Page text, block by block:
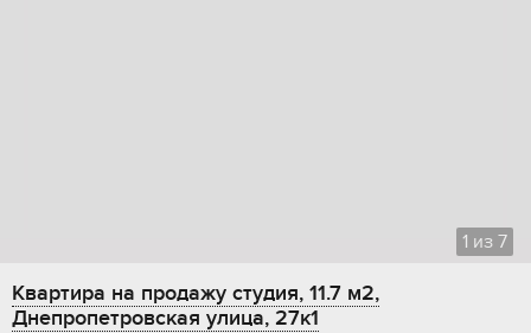
1 из 7
Квартира на продажу студия, 11.7 м2,
Днепропетровская улица, 27к1